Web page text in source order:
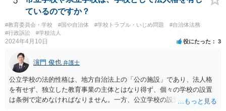
ているのですか？
#教育委員会・学校 #国や自治体 #学校トラブル・いじめ問題
#自治体法務
#行政訴訟
#学校法人
2024年4月10日 役にたった 3
濵門 俊也 弁護士
公立学校の法的性格は、地方自治法上の「公の施設」であり、法人格
を有せず、独立した教育事業の主体とはなり得ず、個々の学校の設置
は条例で定めなければなりません。一方、公立学校の設置者である地